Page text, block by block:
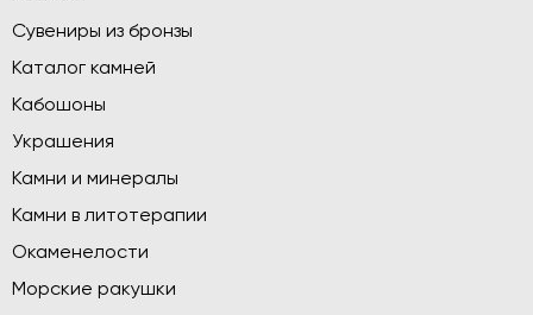
Сувениры из бронзы
Каталог камней
Кабошоны
Украшения
Камни и минералы
Камни в литотерапии
Окаменелости
Морские ракушки